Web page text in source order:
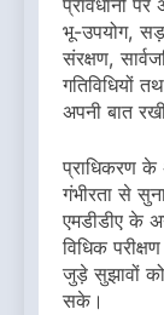
प्रावधानों
भू-उपयोग,
संरक्षण,
गतिविधियों
अपनी बात
प्राधिकरण के
गंभीरता से
एमडीडीए के
विधिक
जुड़े सुझावों
सके।